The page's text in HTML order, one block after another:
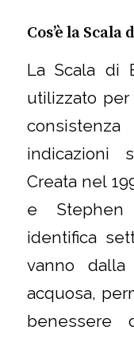
Cos’è la Scala
La Scala di
utilizzato
indicazioni
Creata nel
e
identifica
vanno dalla
acquosa,
benessere